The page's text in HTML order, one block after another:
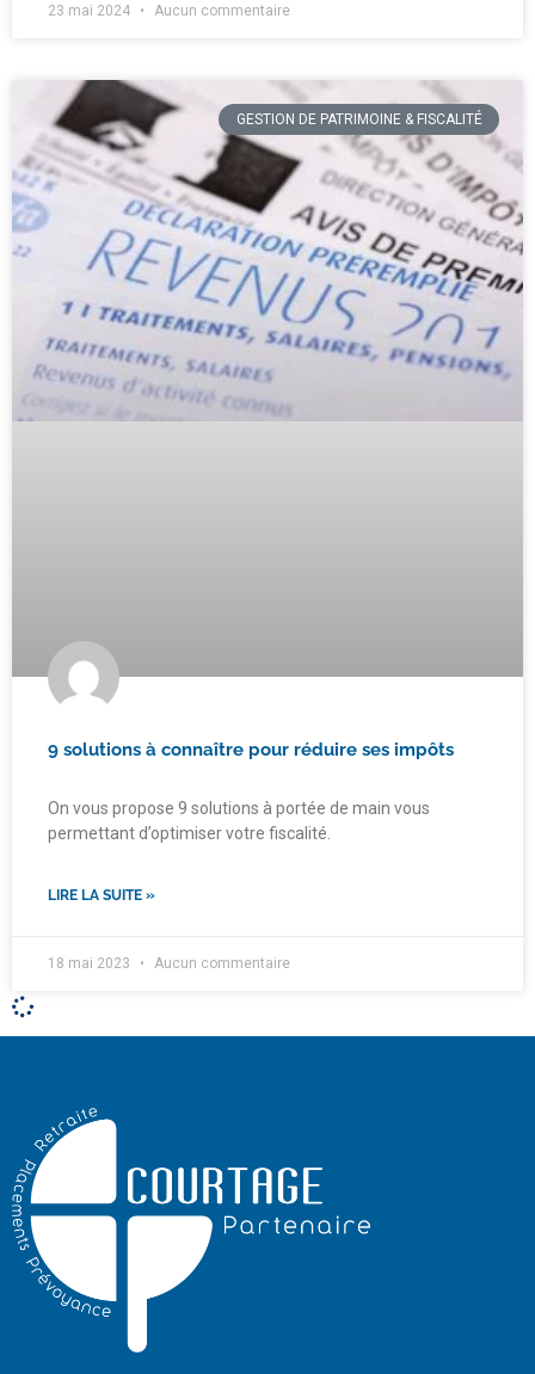
23 mai 2024 Aucun commentaire
GESTION DE PATRIMOINE & FISCALITÉ
9 solutions à connaître pour réduire ses impôts
On vous propose 9 solutions à portée de main vous
permettant d’optimiser votre fiscalité.
LIRE LA SUITE »
18 mai 2023 Aucun commentaire